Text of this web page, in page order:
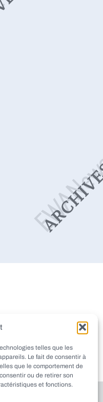
telles que les
Le fait de consentir à
que le comportement de
ou de retirer son
et fonctions.